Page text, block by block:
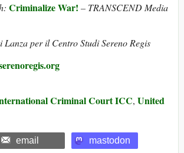
Criminalize War! – TRANSCEND Media
Lanza per il Centro Studi Sereno Regis
Criminal Court ICC, United
email mastodon